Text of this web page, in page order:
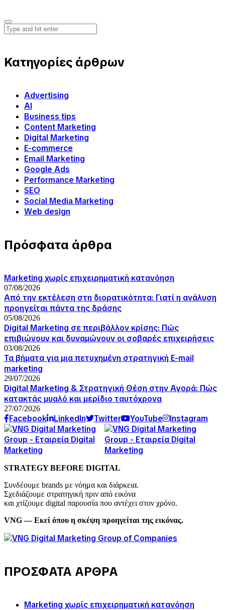
Κατηγορίες άρθρων
Advertising
AI
Business tips
Content Marketing
Digital Marketing
E-commerce
Email Marketing
Google Ads
Performance Marketing
SEO
Social Media Marketing
Web design
Πρόσφατα άρθρα
Marketing χωρίς επιχειρηματική κατανόηση
07/08/2026
Από την εκτέλεση στη διορατικότητα: Γιατί η ανάλυση
προηγείται πάντα της δράσης
05/08/2026
Digital Marketing σε περιβάλλον κρίσης: Πώς
επιβιώνουν και δυναμώνουν οι σοβαρές επιχειρήσεις
03/08/2026
Τα βήματα για μια πετυχημένη στρατηγική E-mail
marketing
29/07/2026
Digital Marketing & Στρατηγική Θέση στην Αγορά: Πώς
κατακτάς μυαλό και μερίδιο ταυτόχρονα
27/07/2026
Facebook LinkedIn Twitter YouTube Instagram
STRATEGY BEFORE DIGITAL
Συνδέουμε brands με νόημα και διάρκεια.
Σχεδιάζουμε στρατηγική πριν από εικόνα
και χτίζουμε digital παρουσία που αντέχει στον χρόνο.
VNG — Εκεί όπου η σκέψη προηγείται της εικόνας.
ΠΡΟΣΦΑΤΑ ΑΡΘΡΑ
Marketing χωρίς επιχειρηματική κατανόηση